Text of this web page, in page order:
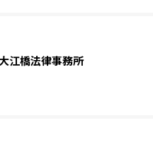
江橋法律事務所